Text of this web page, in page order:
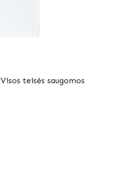
Visos teisės saugomos